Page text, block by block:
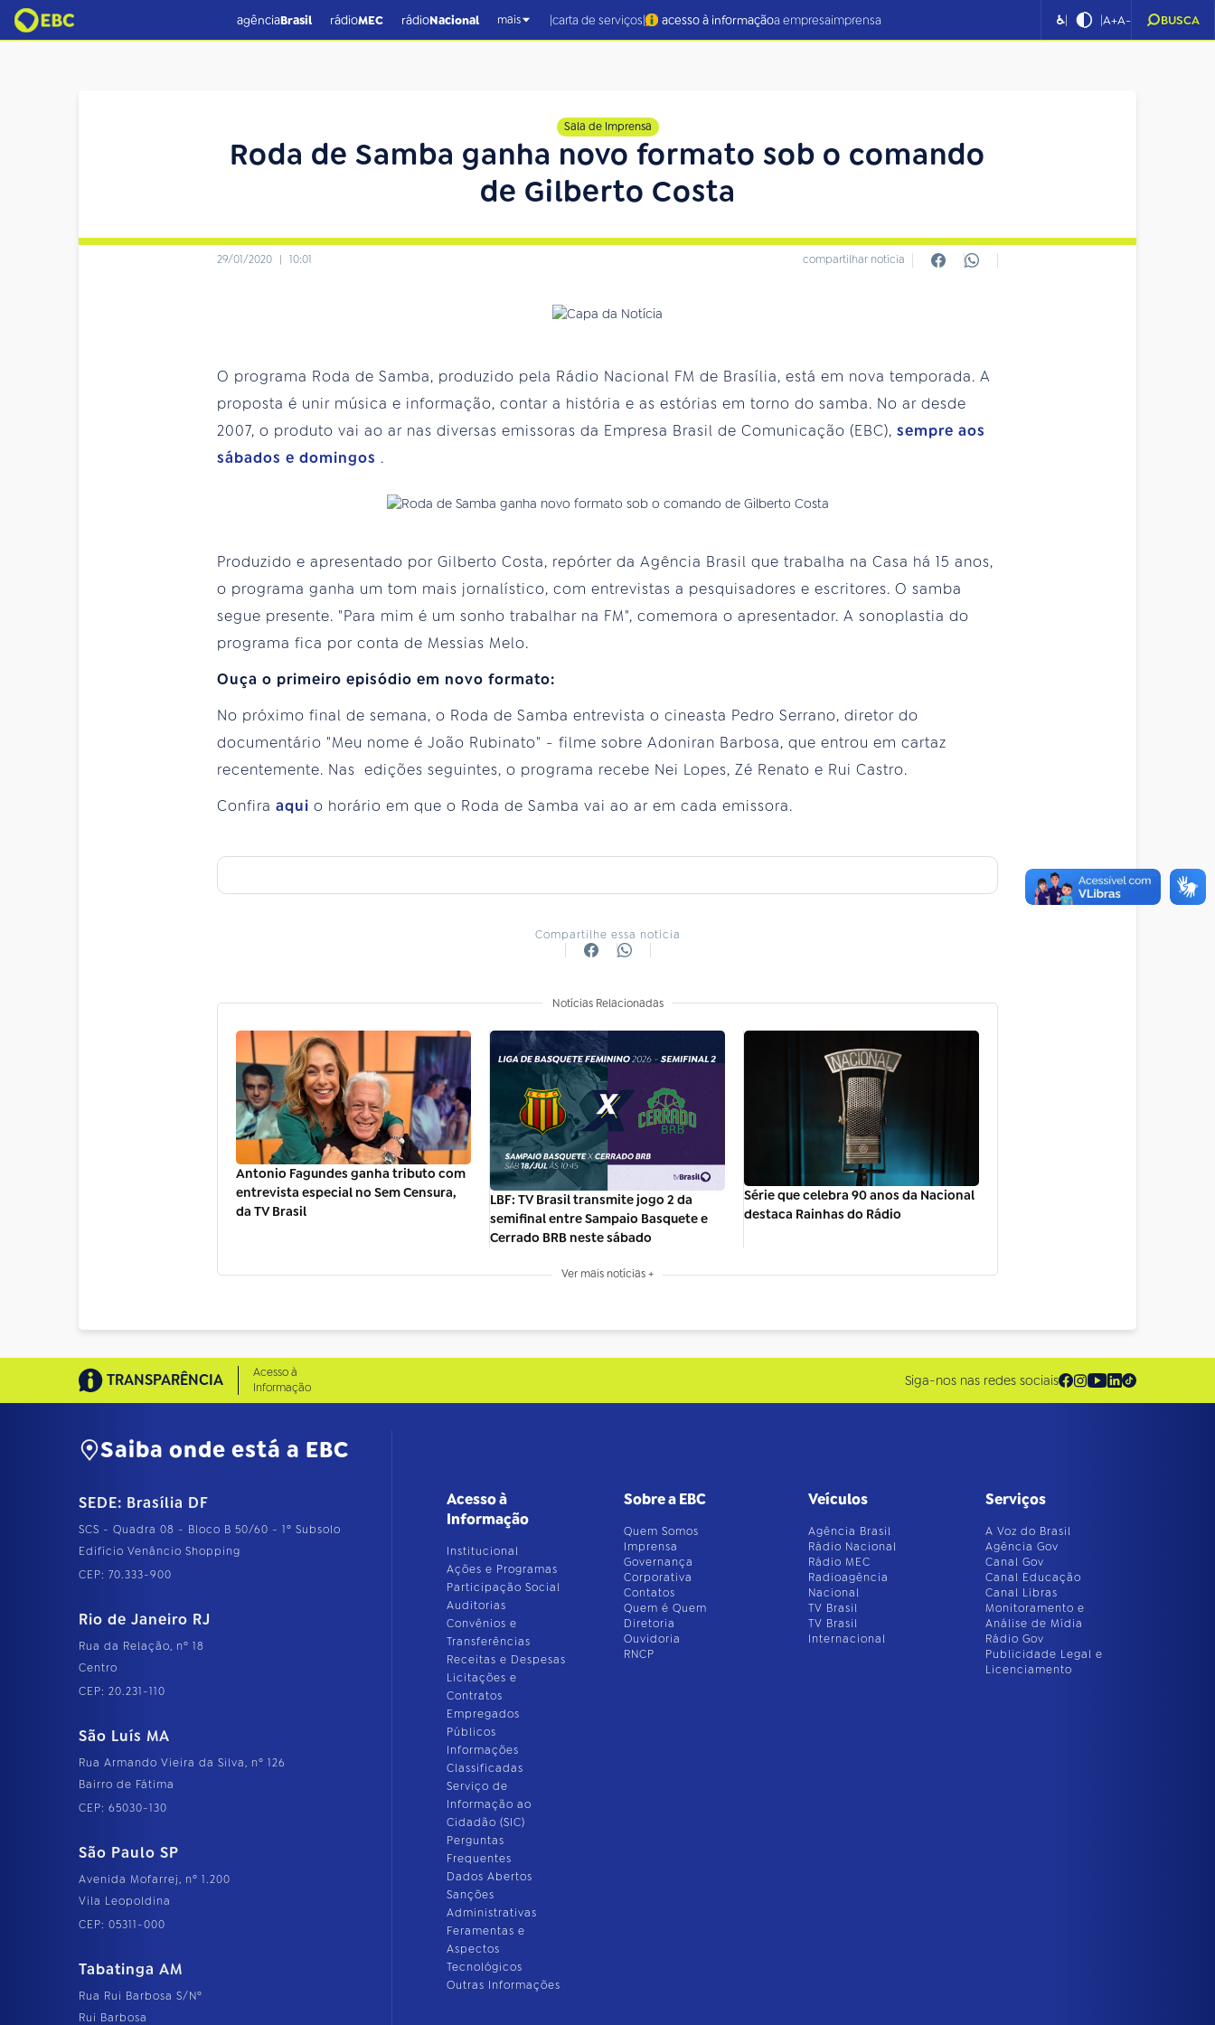
agênciaBrasil rádioMEC rádioNacional mais |carta de serviços| acesso à informaçãoa empresaimprensa ♿| |A+A- BUSCA
Sala de Imprensa
Roda de Samba ganha novo formato sob o comando
de Gilberto Costa
29/01/2020 | 10:01 compartilhar notícia
O programa Roda de Samba, produzido pela Rádio Nacional FM de Brasília, está em nova temporada. A
proposta é unir música e informação, contar a história e as estórias em torno do samba. No ar desde
2007, o produto vai ao ar nas diversas emissoras da Empresa Brasil de Comunicação (EBC), sempre aos
sábados e domingos .
Produzido e apresentado por Gilberto Costa, repórter da Agência Brasil que trabalha na Casa há 15 anos,
o programa ganha um tom mais jornalístico, com entrevistas a pesquisadores e escritores. O samba
segue presente. "Para mim é um sonho trabalhar na FM", comemora o apresentador. A sonoplastia do
programa fica por conta de Messias Melo.
Ouça o primeiro episódio em novo formato:
No próximo final de semana, o Roda de Samba entrevista o cineasta Pedro Serrano, diretor do
documentário "Meu nome é João Rubinato" - filme sobre Adoniran Barbosa, que entrou em cartaz
recentemente. Nas edições seguintes, o programa recebe Nei Lopes, Zé Renato e Rui Castro.
Confira aqui o horário em que o Roda de Samba vai ao ar em cada emissora.
Compartilhe essa notícia
Notícias Relacionadas
Antonio Fagundes ganha tributo com
entrevista especial no Sem Censura,
da TV Brasil
LBF: TV Brasil transmite jogo 2 da
semifinal entre Sampaio Basquete e
Cerrado BRB neste sábado
Série que celebra 90 anos da Nacional
destaca Rainhas do Rádio
Ver mais notícias +
TRANSPARÊNCIA
Acesso à
Informação
Siga-nos nas redes sociais
Saiba onde está a EBC
SEDE: Brasília DF
SCS - Quadra 08 - Bloco B 50/60 - 1º Subsolo
Edifício Venâncio Shopping
CEP: 70.333-900
Rio de Janeiro RJ
Rua da Relação, nº 18
Centro
CEP: 20.231-110
São Luís MA
Rua Armando Vieira da Silva, nº 126
Bairro de Fátima
CEP: 65030-130
São Paulo SP
Avenida Mofarrej, nº 1.200
Vila Leopoldina
CEP: 05311-000
Tabatinga AM
Rua Rui Barbosa S/Nº
Rui Barbosa
Acesso à
Informação
Institucional
Ações e Programas
Participação Social
Auditorias
Convênios e
Transferências
Receitas e Despesas
Licitações e
Contratos
Empregados
Públicos
Informações
Classificadas
Serviço de
Informação ao
Cidadão (SIC)
Perguntas
Frequentes
Dados Abertos
Sanções
Administrativas
Feramentas e
Aspectos
Tecnológicos
Outras Informações
Sobre a EBC
Quem Somos
Imprensa
Governança
Corporativa
Contatos
Quem é Quem
Diretoria
Ouvidoria
RNCP
Veículos
Agência Brasil
Rádio Nacional
Rádio MEC
Radioagência
Nacional
TV Brasil
TV Brasil
Internacional
Serviços
A Voz do Brasil
Agência Gov
Canal Gov
Canal Educação
Canal Libras
Monitoramento e
Análise de Mídia
Rádio Gov
Publicidade Legal e
Licenciamento